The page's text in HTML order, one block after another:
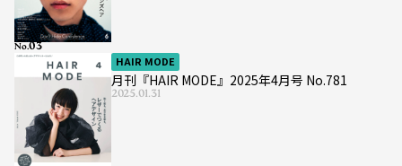
HAIR MODE
月刊『HAIR MODE』2025年4月号 No.781
2025.01.31
No.